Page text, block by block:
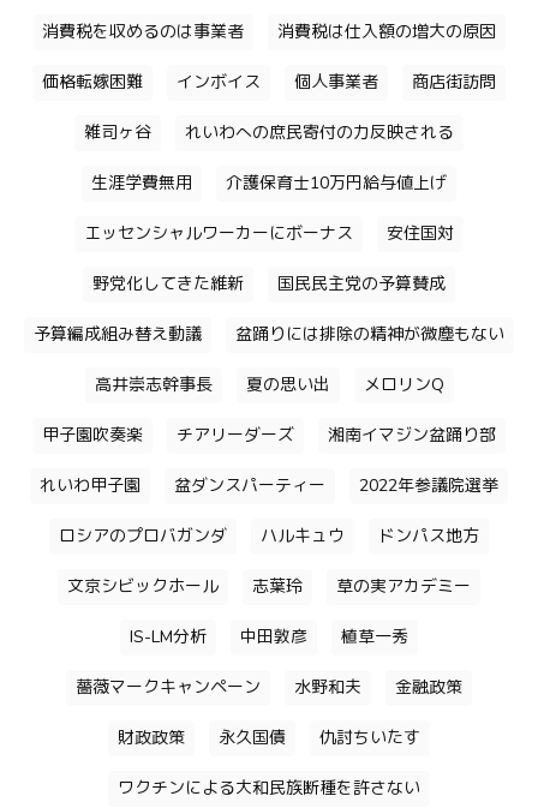
消費税を収めるのは事業者 消費税は仕入額の増大の原因
価格転嫁困難 インボイス 個人事業者 商店街訪問
雑司ヶ谷 れいわへの庶民寄付の力反映される
生涯学費無用 介護保育士10万円給与値上げ
エッセンシャルワーカーにボーナス 安住国対
野党化してきた維新 国民民主党の予算賛成
予算編成組み替え動議 盆踊りには排除の精神が微塵もない
高井崇志幹事長 夏の思い出 メロリンQ
甲子園吹奏楽 チアリーダーズ 湘南イマジン盆踊り部
れいわ甲子園 盆ダンスパーティー 2022年参議院選挙
ロシアのプロバガンダ ハルキュウ ドンパス地方
文京シビックホール 志葉玲 草の実アカデミー
IS-LM分析 中田敦彦 植草一秀
薔薇マークキャンペーン 水野和夫 金融政策
財政政策 永久国債 仇討ちいたす
ワクチンによる大和民族断種を許さない